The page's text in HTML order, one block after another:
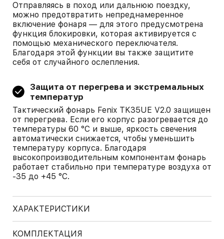
Отправляясь в поход или дальнюю поездку,
можно предотвратить непреднамеренное
включение фонаря — для этого предусмотрена
функция блокировки, которая активируется с
помощью механического переключателя.
Благодаря этой функции вы также защитите
себя от случайного ослепления.
Защита от перегрева и экстремальных
температур
Тактический фонарь Fenix TK35UE V2.0 защищен
от перегрева. Если его корпус разогревается до
температуры 60 °C и выше, яркость свечения
автоматически снижается, чтобы уменьшить
температуру корпуса. Благодаря
высокопроизводительным компонентам фонарь
работает стабильно при температуре воздуха от
-35 до +45 °C.
ХАРАКТЕРИСТИКИ
КОМПЛЕКТАЦИЯ